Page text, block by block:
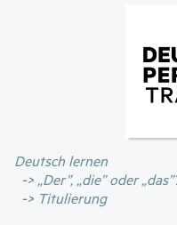
Deutsch lernen
„Der”, „die” oder
Titulierung